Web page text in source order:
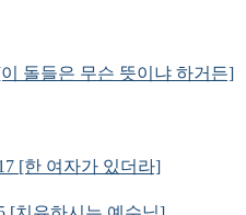
돌들은 무슨 뜻이냐 하거든]
[한 여자가 있더라]